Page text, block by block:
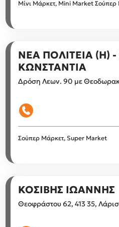
Μίνι Μάρκετ, Mini Market Σούπερ
ΝΕΑ ΠΟΛΙΤΕΙΑ (Η)
ΚΩΝΣΤΑΝΤΙΑ
Δρόση Λεων. 90 με
Σούπερ Μάρκετ, Super Market
ΚΟΣΙΒΗΣ ΙΩΑΝΝΗΣ
Θεοφράστου 62, 413 35,